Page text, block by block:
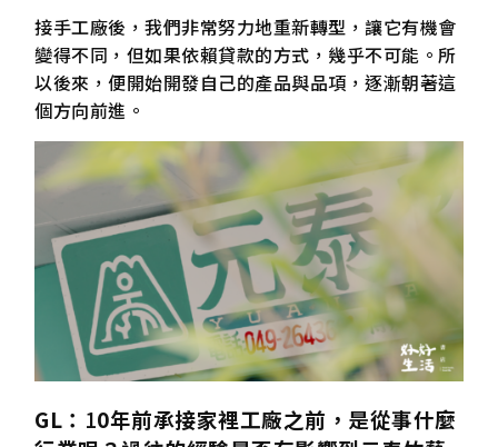
接手工廠後，我們非常努力地重新轉型，讓它有機會
變得不同，但如果依賴貸款的方式，幾乎不可能。所
以後來，便開始開發自己的產品與品項，逐漸朝著這
個方向前進。
GL ： 10年前承接家裡工廠之前，是從事什麼